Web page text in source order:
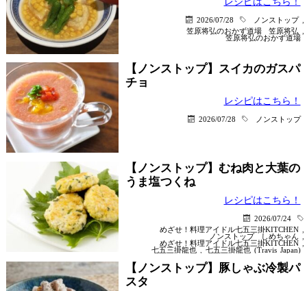
2026/07/28 ノンストップ
笠原将弘のおかず道場
笠原将弘
笠原将弘のおかず道場
【ノンストップ】スイカのガスパ
チョ
レシピはこちら！
2026/07/28 ノンストップ
【ノンストップ】むね肉と大葉の
うま塩つくね
レシピはこちら！
2026/07/24
めざせ！料理アイドル七五三掛KITCHEN
ノンストップ
しめちゃん
,
めざせ！料理アイドル七五三掛KITCHEN ,
七五三掛龍也
七五三掛龍也 (Travis Japan)
【ノンストップ】豚しゃぶ冷製パ
スタ